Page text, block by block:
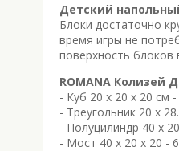
Детский
Блоки достаточно
время игры не
поверхность блоков
ROMANA Колизей
- Куб 20 x 20 х 20 см
- Треугольник 20 х
- Полуцилиндр 40 x
- Мост 40 х 20 х 20 -